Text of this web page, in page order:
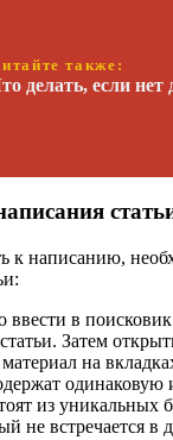
также:
делать, если нет
к написанию,
ввести в
Затем
на
из уникальных
не встречается в